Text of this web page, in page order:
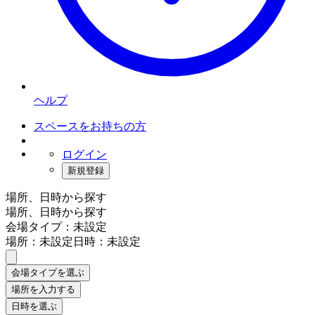
ヘルプ
スペースをお持ちの方
ログイン
新規登録
場所、日時から探す
場所、日時から探す
会場タイプ：未設定
場所：未設定日時：未設定
会場タイプを選ぶ
場所を入力する
日時を選ぶ